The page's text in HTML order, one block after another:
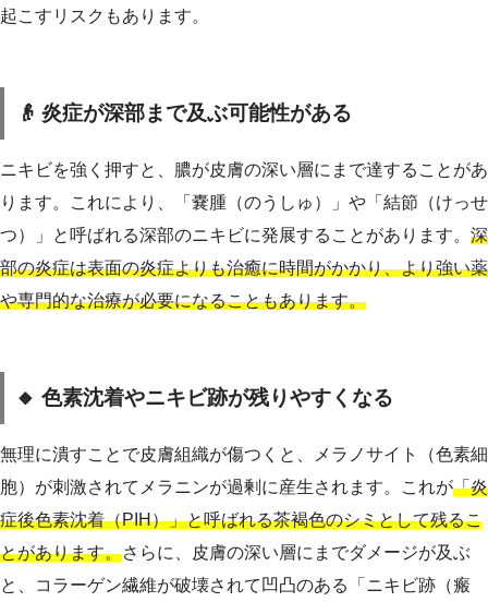
起こすリスクもあります。
👴 炎症が深部まで及ぶ可能性がある
ニキビを強く押すと、膿が皮膚の深い層にまで達することがあ
ります。これにより、「嚢腫（のうしゅ）」や「結節（けっせ
つ）」と呼ばれる深部のニキビに発展することがあります。 深
部の炎症は表面の炎症よりも治癒に時間がかかり、より強い薬
や専門的な治療が必要になることもあります。
🔸 色素沈着やニキビ跡が残りやすくなる
無理に潰すことで皮膚組織が傷つくと、メラノサイト（色素細
胞）が刺激されてメラニンが過剰に産生されます。これが「炎
症後色素沈着（PIH）」と呼ばれる茶褐色のシミとして残るこ
とがあります。さらに、皮膚の深い層にまでダメージが及ぶ
と、コラーゲン繊維が破壊されて凹凸のある「ニキビ跡（瘢